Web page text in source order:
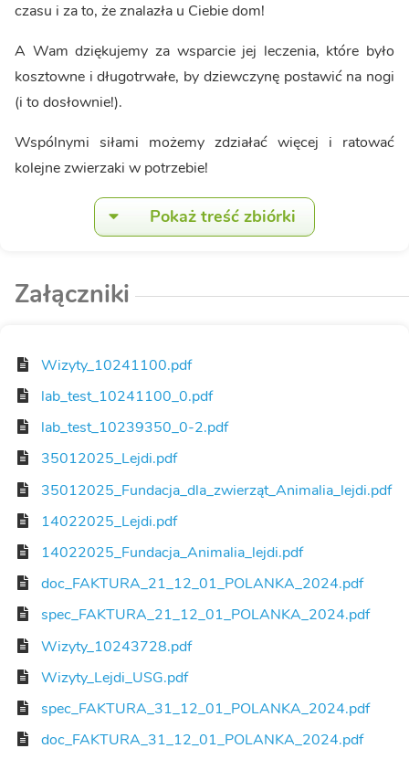
czasu i za to, że znalazła u Ciebie dom!
A Wam dziękujemy za wsparcie jej leczenia, które było
kosztowne i długotrwałe, by dziewczynę postawić na nogi
(i to dosłownie!).
Wspólnymi siłami możemy zdziałać więcej i ratować
kolejne zwierzaki w potrzebie!
Pokaż treść zbiórki
Załączniki
Wizyty_10241100.pdf
lab_test_10241100_0.pdf
lab_test_10239350_0-2.pdf
35012025_Lejdi.pdf
35012025_Fundacja_dla_zwierząt_Animalia_lejdi.pdf
14022025_Lejdi.pdf
14022025_Fundacja_Animalia_lejdi.pdf
doc_FAKTURA_21_12_01_POLANKA_2024.pdf
spec_FAKTURA_21_12_01_POLANKA_2024.pdf
Wizyty_10243728.pdf
Wizyty_Lejdi_USG.pdf
spec_FAKTURA_31_12_01_POLANKA_2024.pdf
doc_FAKTURA_31_12_01_POLANKA_2024.pdf